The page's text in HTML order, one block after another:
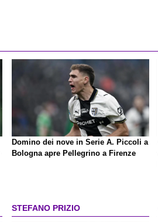
Domino dei nove in Serie A. Piccoli a
Bologna apre Pellegrino a Firenze
STEFANO PRIZIO